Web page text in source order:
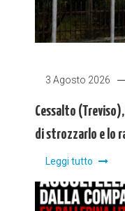
3 Agosto 2026
Cessalto
di strozzarlo e lo
Leggi tutto